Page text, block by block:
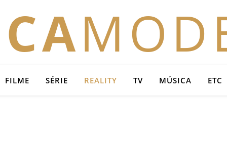
FILME SÉRIE REALITY TV MÚSICA ETC